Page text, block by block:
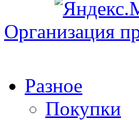
Организация
Разное
Покупки